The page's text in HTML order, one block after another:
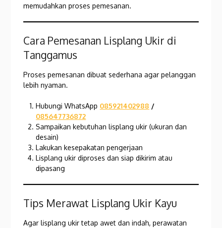
memudahkan proses pemesanan.
Cara Pemesanan Lisplang Ukir di
Tanggamus
Proses pemesanan dibuat sederhana agar pelanggan
lebih nyaman.
Hubungi WhatsApp 085921402988 /
085647736872
Sampaikan kebutuhan lisplang ukir (ukuran dan
desain)
Lakukan kesepakatan pengerjaan
Lisplang ukir diproses dan siap dikirim atau
dipasang
Tips Merawat Lisplang Ukir Kayu
Agar lisplang ukir tetap awet dan indah, perawatan